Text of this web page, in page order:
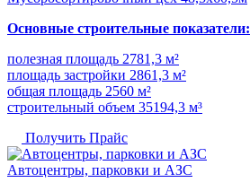
Основные строительные показатели:
полезная площадь 2781,3 м²
площадь застройки 2861,3 м²
общая площадь 2560 м²
строительный объем 35194,3 м³
Получить Прайс
Автоцентры, парковки и АЗС